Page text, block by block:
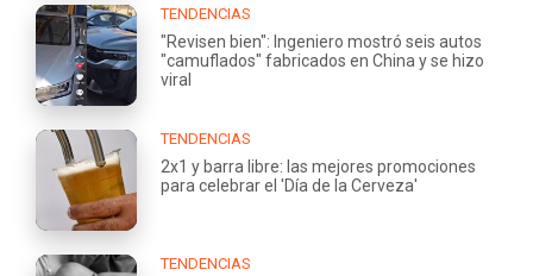
TENDENCIAS
"Revisen bien": Ingeniero mostró seis autos
"camuflados" fabricados en China y se hizo
viral
TENDENCIAS
2x1 y barra libre: las mejores promociones
para celebrar el 'Día de la Cerveza'
TENDENCIAS